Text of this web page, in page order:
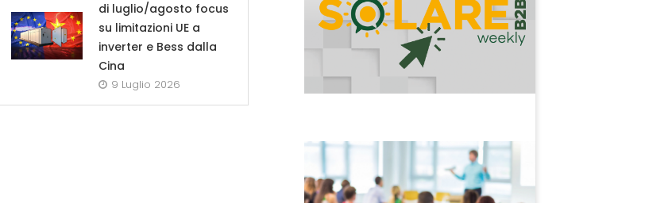
di luglio/agosto focus
su limitazioni UE a
inverter e Bess dalla
Cina
9 Luglio 2026